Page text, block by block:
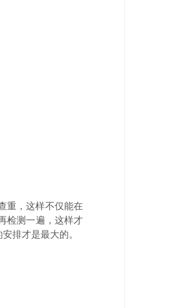
重，这样不仅能在
检测一遍，这样才
排才是最大的。